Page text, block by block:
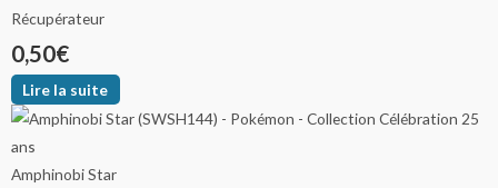
Récupérateur
0,50€
Lire la suite
Amphinobi Star